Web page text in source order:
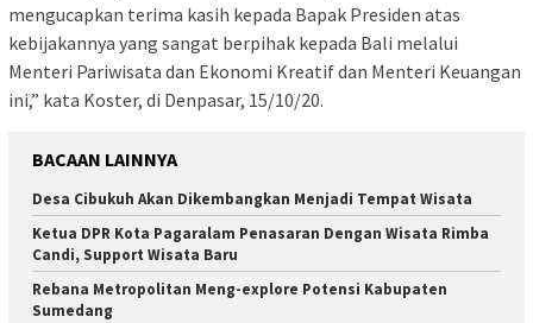
mengucapkan terima kasih kepada Bapak Presiden atas
kebijakannya yang sangat berpihak kepada Bali melalui
Menteri Pariwisata dan Ekonomi Kreatif dan Menteri Keuangan
ini,” kata Koster, di Denpasar, 15/10/20.
BACAAN LAINNYA
Desa Cibukuh Akan Dikembangkan Menjadi Tempat Wisata
Ketua DPR Kota Pagaralam Penasaran Dengan Wisata Rimba
Candi, Support Wisata Baru
Rebana Metropolitan Meng-explore Potensi Kabupaten
Sumedang